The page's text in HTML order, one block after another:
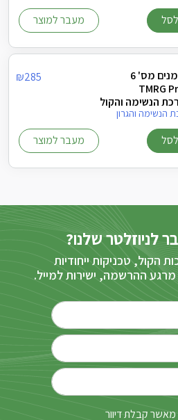
מעבר למוצר
מס' 6
TMRG
הנשימה והקול
₪285
הנשימה והגרון
מעבר למוצר
לניוזלטר שלנו?
הקול, טכניקות ייחודיות
ההרשמה, ישירות למייל.
מאשר קבלת דיוור